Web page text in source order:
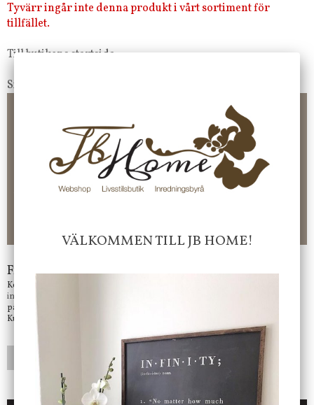
Tyvärr ingår inte denna produkt i vårt sortiment för
tillfället.
Till butikens startsida »
Sitemap »
Frakt 99 kr, handlar du över 2000 kr skickas order fraktfritt.
100 kr - 400 kr i frakt för våra "unika ting" produkter som skickas.
10 % rabatt på din första order vid anmälan av nyhetsbrev, via
pop-up ruta
Faktura 0 kr. Hos oss betalar du enkelt och smidigt med KLARNA
CHECKOUT. Välj själv hur du vill betala mellan alla Klarnas
betalningstjänster. Och du kan även välja PAYSON betalningstjänst.
-ligt Tack för att just Du tittar in hos Jb Home!
Frågor?
Kontakta oss på
info@jbhome.se
på mail så fort vi kan.
Kundtjänst telefontid öppet vardagar mellan 10.00 - 15.00
LÄGG I ÖNSKELISTA
VÄLKOMMEN TILL JB HOME!